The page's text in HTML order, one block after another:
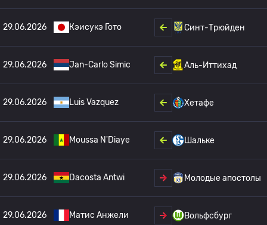
29.06.2026 Кэисукэ Гото Синт-Трюйден
29.06.2026 Jan-Carlo Simic Аль-Иттихад
29.06.2026 Luis Vazquez Хетафе
29.06.2026 Moussa N'Diaye Шальке
29.06.2026 Dacosta Antwi Молодые апостолы
29.06.2026 Матис Анжели Вольфсбург